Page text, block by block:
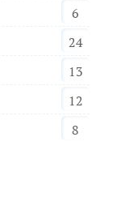
6
24
13
12
8